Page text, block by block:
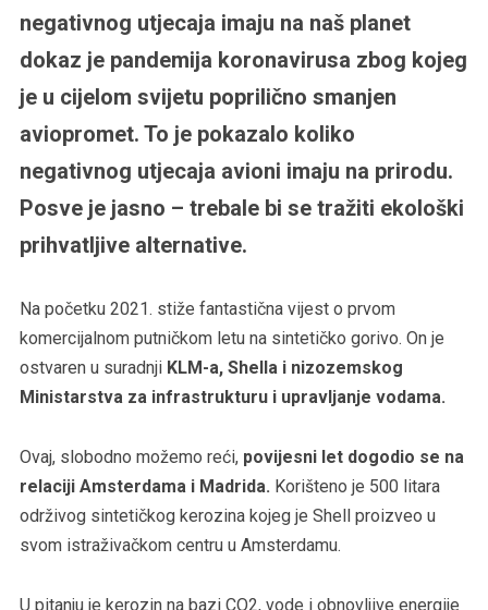
negativnog utjecaja imaju na naš planet
dokaz je pandemija koronavirusa zbog kojeg
je u cijelom svijetu poprilično smanjen
aviopromet. To je pokazalo koliko
negativnog utjecaja avioni imaju na prirodu.
Posve je jasno – trebale bi se tražiti ekološki
prihvatljive alternative.
Na početku 2021. stiže fantastična vijest o prvom
komercijalnom putničkom letu na sintetičko gorivo. On je
ostvaren u suradnji KLM-a, Shella i nizozemskog
Ministarstva za infrastrukturu i upravljanje vodama.
Ovaj, slobodno možemo reći, povijesni let dogodio se na
relaciji Amsterdama i Madrida. Korišteno je 500 litara
održivog sintetičkog kerozina kojeg je Shell proizveo u
svom istraživačkom centru u Amsterdamu.
U pitanju je kerozin na bazi CO2, vode i obnovljive energije